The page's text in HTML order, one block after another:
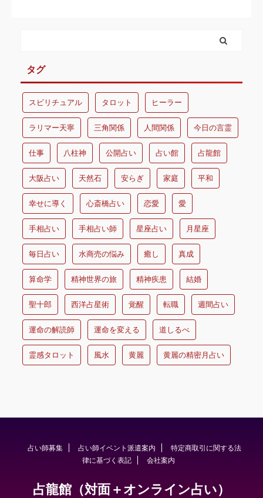
タグ
スピリチュアル タロット ヒーラー
ラリマー天寧 三角関係 人間関係 今日の言霊
仕事 八柱神 公開占い 占い館 占龍館
大阪占い 天然石 安らぎ 家庭 平和
幸せに導く 心斎橋占い 恋愛 愛
手相占い 手相占い師 星座占い 月星座
毎日占い 水商売の悩み 癒し 真成
算命学 精神世界の旅 精神疾患 結婚
聖十郎 西洋占星術 覚醒 転職 週間占い
運命の解読師 運命を変える 道しるべ
霊感タロット 風水 黄麗 黄麗の精密月占い
占い師募集 占い師イベント派遣案内
特定商取引に関する法
律に基づく表記
会社案内
占龍館（対面＋オンライン占い）